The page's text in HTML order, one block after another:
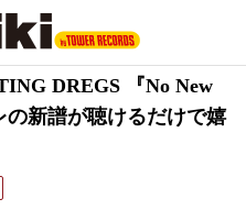
DREGS 『No New
新譜が聴けるだけで嬉